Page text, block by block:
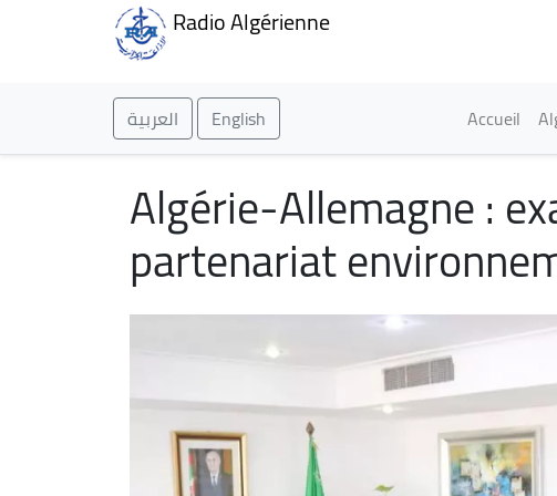
Radio Algérienne
العربية English Main
Accueil
Algérie-Allemagne :
partenariat